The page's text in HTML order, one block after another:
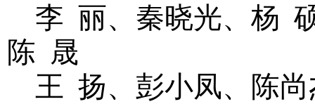
李 丽、秦晓光、杨
陈 晟
王 扬、彭小凤、陈